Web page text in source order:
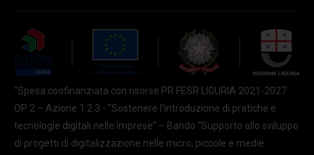
“Spesa coofinanziata con risorse PR FESR LIGURIA 2021-2027
OP 2 – Azione 1.2.3 - "Sostenere l'introduzione di pratiche e
tecnologie digitali nelle imprese” – Bando “Supporto allo sviluppo
di progetti di digitalizzazione nelle micro, piccole e medie